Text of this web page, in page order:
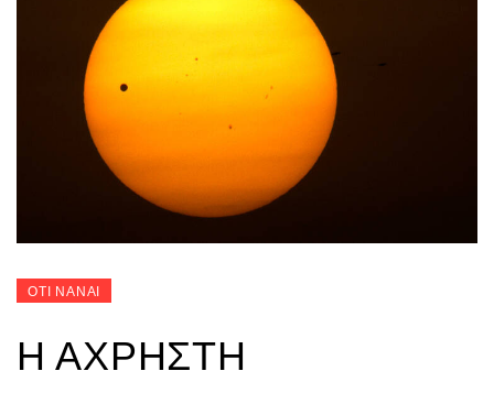
ΟΤΙ ΝΑΝΑΙ
Η ΆΧΡΗΣΤΗ